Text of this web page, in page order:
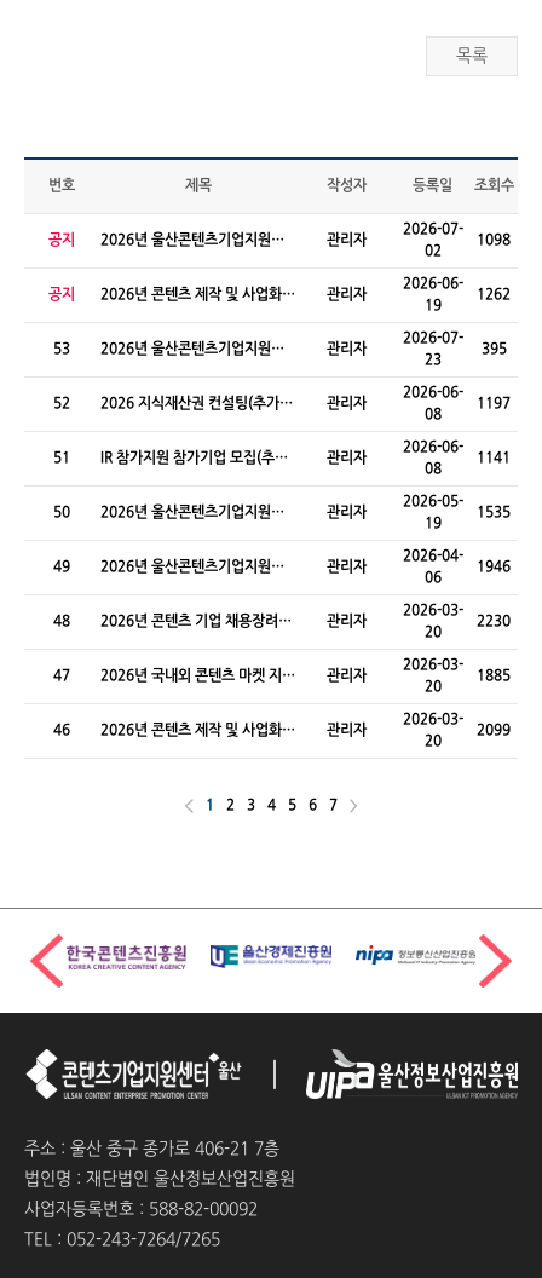
목록
번호 제목 작성자 등록일 조회수
공지
2026년 울산콘텐츠기업지원센
관리자
2026-07-
02
1098
공지
2026년 콘텐츠 제작 및 사업화
관리자
2026-06-
19
1262
53
2026년 울산콘텐츠기업지원센
관리자
2026-07-
23
395
52
2026 지식재산권 컨설팅(추가모
관리자
2026-06-
08
1197
51
IR 참가지원 참가기업 모집(추가
관리자
2026-06-
08
1141
50
2026년 울산콘텐츠기업지원센
관리자
2026-05-
19
1535
49
2026년 울산콘텐츠기업지원센
관리자
2026-04-
06
1946
48
2026년 콘텐츠 기업 채용장려금
관리자
2026-03-
20
2230
47
2026년 국내외 콘텐츠 마켓 지원
관리자
2026-03-
20
1885
46
2026년 콘텐츠 제작 및 사업화
관리자
2026-03-
20
2099
1 2 3 4 5 6 7
주소 : 울산 중구 종가로 406-21 7층
법인명 : 재단법인 울산정보산업진흥원
사업자등록번호 : 588-82-00092
TEL : 052-243-7264/7265